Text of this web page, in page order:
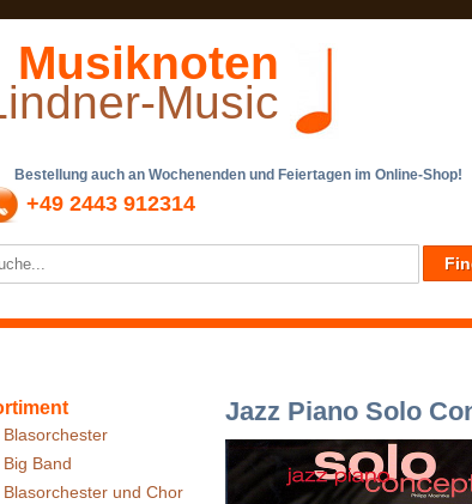
Musiknoten
Music
auch an Wochenenden und Feiertagen im Online-Shop!
+49 2443 912314
Blasorchester
Big Band
Blasorchester und Chor
Jazz Piano Solo